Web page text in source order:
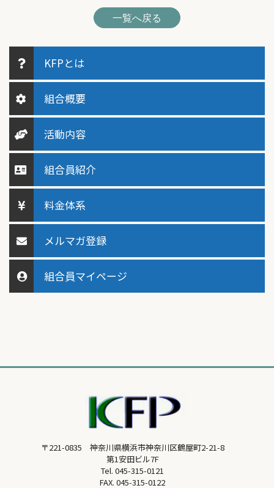
一覧へ戻る
KFPとは
組合概要
活動内容
組合員紹介
料金体系
メルマガ登録
組合員マイページ
〒221-0835 神奈川県横浜市神奈川区鶴屋町2-21-8
第1安田ビル7F
Tel. 045-315-0121
FAX. 045-315-0122